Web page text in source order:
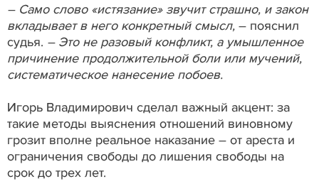
– Само слово «истязание» звучит страшно, и закон
вкладывает в него конкретный смысл, – пояснил
судья. – Это не разовый конфликт, а умышленное
причинение продолжительной боли или мучений,
систематическое нанесение побоев.
Игорь Владимирович сделал важный акцент: за
такие методы выяснения отношений виновному
грозит вполне реальное наказание – от ареста и
ограничения свободы до лишения свободы на
срок до трех лет.